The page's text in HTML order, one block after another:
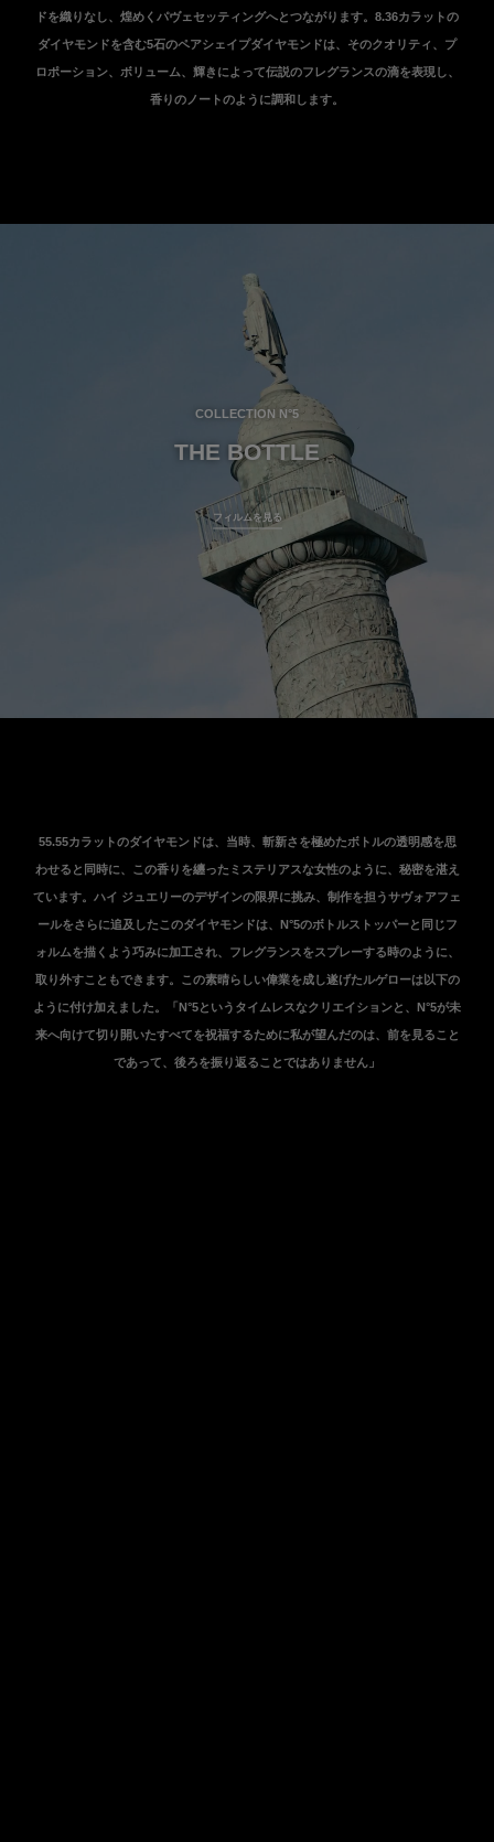
ドを織りなし、煌めくパヴェセッティングへとつながります。8.36カラットの
ダイヤモンドを含む5石のペアシェイプダイヤモンドは、そのクオリティ、プ
ロポーション、ボリューム、輝きによって伝説のフレグランスの滴を表現し、
香りのノートのように調和します。
COLLECTION N°5
THE BOTTLE
サヴォアフェールのフィルム：The Bottle
フィルムを見る
55.55カラットのダイヤモンドは、当時、斬新さを極めたボトルの透明感を思
わせると同時に、この香りを纏ったミステリアスな女性のように、秘密を湛え
ています。ハイ ジュエリーのデザインの限界に挑み、制作を担うサヴォアフェ
ールをさらに追及したこのダイヤモンドは、N°5のボトルストッパーと同じフ
ォルムを描くよう巧みに加工され、フレグランスをスプレーする時のように、
取り外すこともできます。この素晴らしい偉業を成し遂げたルゲローは以下の
ように付け加えました。「N°5というタイムレスなクリエイションと、N°5が未
来へ向けて切り開いたすべてを祝福するために私が望んだのは、前を見ること
であって、後ろを振り返ることではありません」